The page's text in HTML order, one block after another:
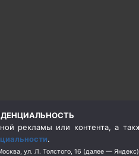
рекламы или контента, а
.
ул. Л. Толстого, 16 (далее —